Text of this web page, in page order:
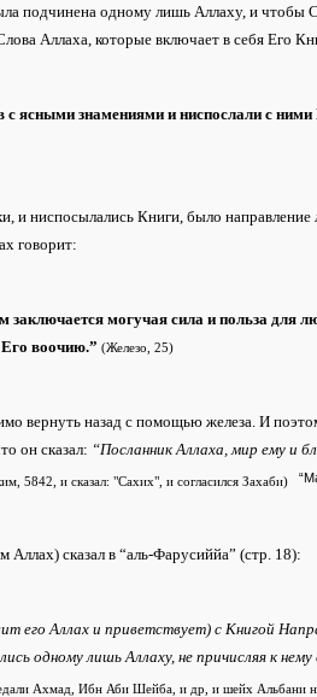
подчинена одному лишь Аллаху, и
Аллаха, которые включает в себя Его
ясными знамениями и ниспослали с
и ниспосылались Книги, было
говорит:
могучая сила и польза для
воочию.” (Железо, 25)
вернуть назад с помощью железа. И
он сказал: “Посланник Аллаха, мир ему и
5842, и сказал: "Сахих", и согласился Захаби)
сказал в “аль-Фарусиййа” (стр. 18):
его Аллах и приветствует) с Книгой
одному лишь Аллаху, не причисляя к
Ахмад, Ибн Аби Шейба, и др, и шейх Альбани